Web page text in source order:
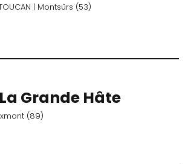
| Montsûrs (53)
Grande Hâte
(89)